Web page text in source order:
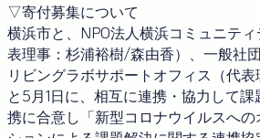
▽寄付募集について
横浜市と、NPO法人横浜コミュニテ
表理事：杉浦裕樹/森由香）、一般社
リビングラボサポートオフィス（代表
と5月1日に、相互に連携・協力して
携に合意し「新型コロナウイルスへ